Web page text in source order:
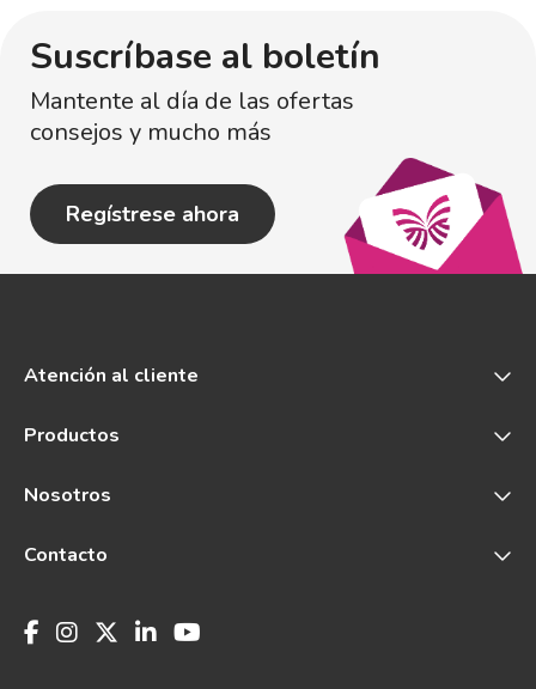
Suscríbase al boletín
Mantente al día de las ofertas
consejos y mucho más
Regístrese ahora
Atención al cliente
Productos
Nosotros
Contacto